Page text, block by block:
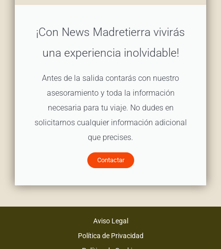
¡Con News Madretierra vivirás
una experiencia inolvidable!
Antes de la salida contarás con nuestro
asesoramiento y toda la información
necesaria para tu viaje. No dudes en
solicitarnos cualquier información adicional
que precises.
Contactar
Aviso Legal
Política de Privacidad